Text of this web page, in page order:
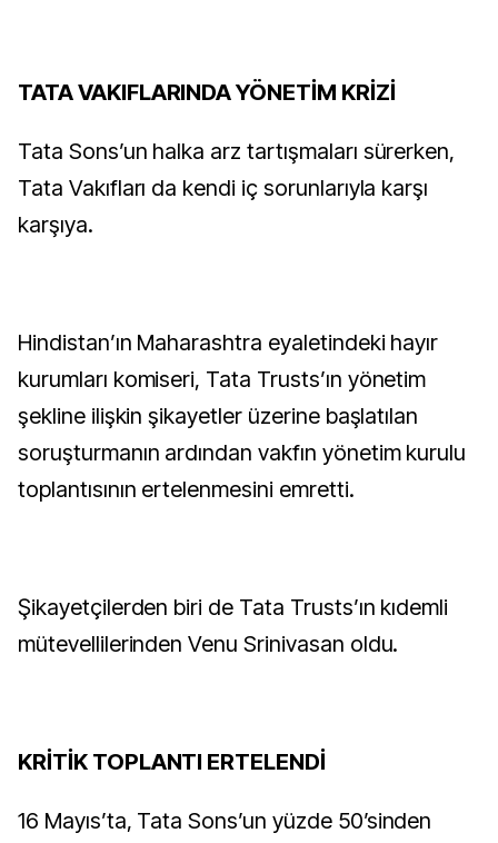
TATA VAKIFLARINDA YÖNETİM KRİZİ
Tata Sons’un halka arz tartışmaları sürerken,
Tata Vakıfları da kendi iç sorunlarıyla karşı
karşıya.
Hindistan’ın Maharashtra eyaletindeki hayır
kurumları komiseri, Tata Trusts’ın yönetim
şekline ilişkin şikayetler üzerine başlatılan
soruşturmanın ardından vakfın yönetim kurulu
toplantısının ertelenmesini emretti.
Şikayetçilerden biri de Tata Trusts’ın kıdemli
mütevellilerinden Venu Srinivasan oldu.
KRİTİK TOPLANTI ERTELENDİ
16 Mayıs’ta, Tata Sons’un yüzde 50’sinden